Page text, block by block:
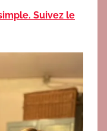
Suivez le